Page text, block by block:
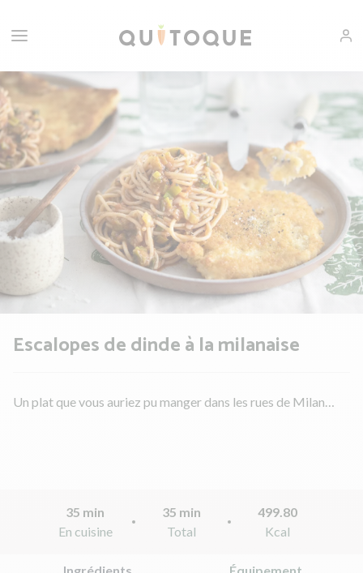
Escalopes de dinde à la milanaise
Un plat que vous auriez pu manger dans les rues de Milan…
35 min
En cuisine
35 min
Total
499.80
Kcal
Ingrédients Équipement